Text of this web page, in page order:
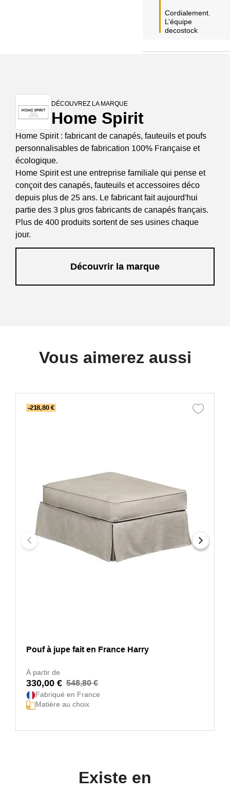
Cordialement.
L’équipe
decostock
DÉCOUVREZ LA MARQUE
Home Spirit
Home Spirit : fabricant de canapés, fauteuils et poufs
personnalisables de fabrication 100% Française et
écologique.
Home Spirit est une entreprise familiale qui pense et
conçoit des canapés, fauteuils et accessoires déco
depuis plus de 25 ans. Le fabricant fait aujourd'hui
partie des 3 plus gros fabricants de canapés français.
Plus de 400 produits sortent de ses usines chaque
jour.
Découvrir la marque
Vous aimerez aussi
-218,80 €
Pouf à jupe fait en France Harry
À partir de
330,00 € 548,80 €
Fabriqué en France
Matière au choix
Existe en